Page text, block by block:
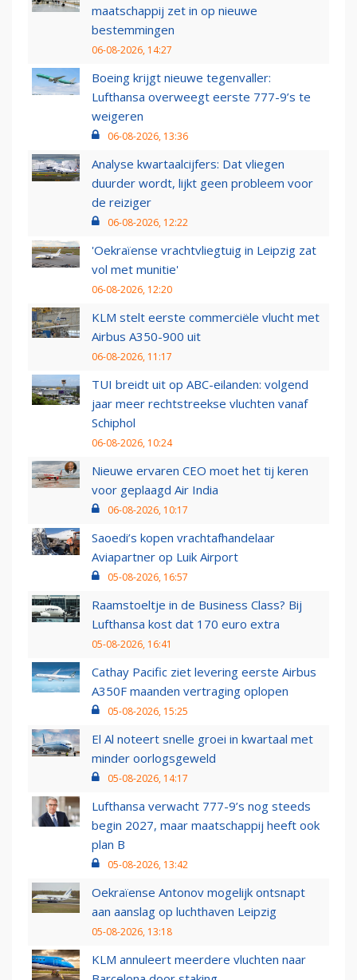
maatschappij zet in op nieuwe
bestemmingen
06-08-2026, 14:27
Boeing krijgt nieuwe tegenvaller:
Lufthansa overweegt eerste 777-9’s te
weigeren
06-08-2026, 13:36
Analyse kwartaalcijfers: Dat vliegen
duurder wordt, lijkt geen probleem voor
de reiziger
06-08-2026, 12:22
'Oekraïense vrachtvliegtuig in Leipzig zat
vol met munitie'
06-08-2026, 12:20
KLM stelt eerste commerciële vlucht met
Airbus A350-900 uit
06-08-2026, 11:17
TUI breidt uit op ABC-eilanden: volgend
jaar meer rechtstreekse vluchten vanaf
Schiphol
06-08-2026, 10:24
Nieuwe ervaren CEO moet het tij keren
voor geplaagd Air India
06-08-2026, 10:17
Saoedi’s kopen vrachtafhandelaar
Aviapartner op Luik Airport
05-08-2026, 16:57
Raamstoeltje in de Business Class? Bij
Lufthansa kost dat 170 euro extra
05-08-2026, 16:41
Cathay Pacific ziet levering eerste Airbus
A350F maanden vertraging oplopen
05-08-2026, 15:25
El Al noteert snelle groei in kwartaal met
minder oorlogsgeweld
05-08-2026, 14:17
Lufthansa verwacht 777-9’s nog steeds
begin 2027, maar maatschappij heeft ook
plan B
05-08-2026, 13:42
Oekraïense Antonov mogelijk ontsnapt
aan aanslag op luchthaven Leipzig
05-08-2026, 13:18
KLM annuleert meerdere vluchten naar